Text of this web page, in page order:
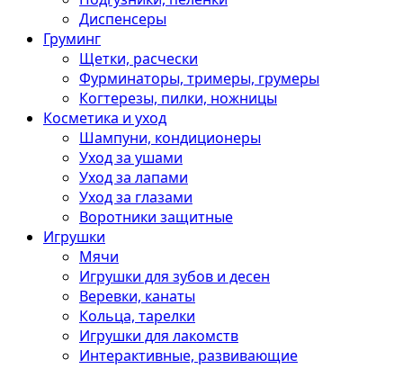
Диспенсеры
Груминг
Щетки, расчески
Фурминаторы, тримеры, грумеры
Когтерезы, пилки, ножницы
Косметика и уход
Шампуни, кондиционеры
Уход за ушами
Уход за лапами
Уход за глазами
Воротники защитные
Игрушки
Мячи
Игрушки для зубов и десен
Веревки, канаты
Кольца, тарелки
Игрушки для лакомств
Интерактивные, развивающие